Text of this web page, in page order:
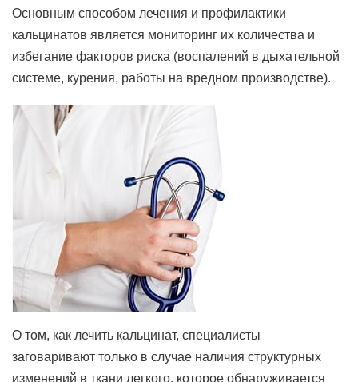
Основным способом лечения и профилактики
кальцинатов является мониторинг их количества и
избегание факторов риска (воспалений в дыхательной
системе, курения, работы на вредном производстве).
О том, как лечить кальцинат, специалисты
заговаривают только в случае наличия структурных
изменений в ткани легкого, которое обнаруживается